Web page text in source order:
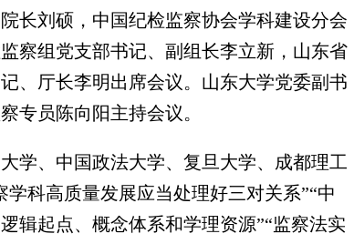
长刘硕，中国纪检监察协会学科建设分会
察组党支部书记、副组长李立新，山东省
、厅长李明出席会议。山东大学党委副书
专员陈向阳主持会议。
、中国政法大学、复旦大学、成都理工
科高质量发展应当处理好三对关系”“中
辑起点、概念体系和学理资源”“监察法实